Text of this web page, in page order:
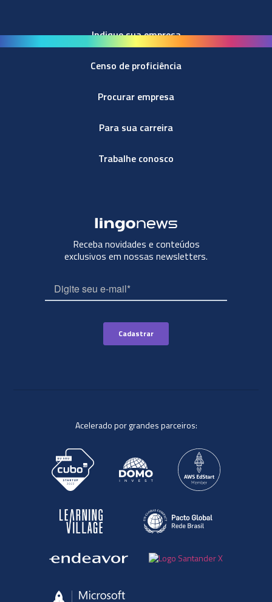
Indique sua empresa
Censo de proficiência
Procurar empresa
Para sua carreira
Trabalhe conosco
Receba novidades e conteúdos
exclusivos em nossas newsletters.
Acelerado por grandes parceiros: